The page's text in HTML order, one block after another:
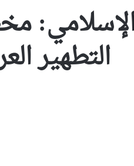
التطهير